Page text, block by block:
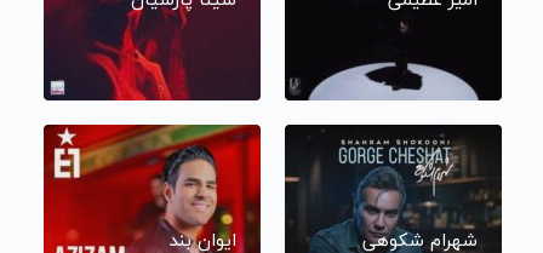
شهرام شکوهی ایوان بند